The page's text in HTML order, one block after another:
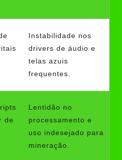
Instabilidade nos
drivers de áudio e
telas azuis
frequentes.
de
Lentidão no
processamento e
uso indesejado para
mineração.